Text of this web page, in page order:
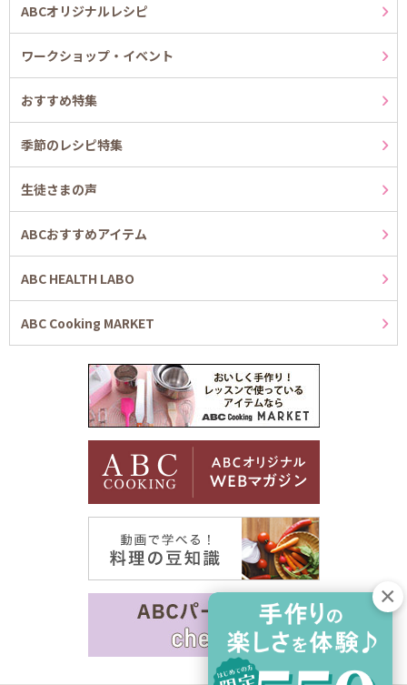
ABCオリジナルレシピ
ワークショップ・イベント
おすすめ特集
季節のレシピ特集
生徒さまの声
ABCおすすめアイテム
ABC HEALTH LABO
ABC Cooking MARKET